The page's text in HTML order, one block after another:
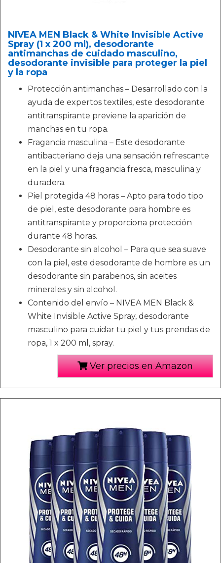
NIVEA MEN Black & White Invisible Active
Spray (1 x 200 ml), desodorante
antimanchas de cuidado masculino,
desodorante invisible para proteger la piel
y la ropa
Protección antimanchas – Desarrollado con la
ayuda de expertos textiles, este desodorante
antitranspirante previene la aparición de
manchas en tu ropa.
Fragancia masculina – Este desodorante
antibacteriano deja una sensación refrescante
en la piel y una fragancia fresca, masculina y
duradera.
Piel protegida 48 horas – Apto para todo tipo
de piel, este desodorante para hombre es
antitranspirante y proporciona protección
durante 48 horas.
Desodorante sin alcohol – Para que sea suave
con la piel, este desodorante de hombre es un
desodorante sin parabenos, sin aceites
minerales y sin alcohol.
Contenido del envío – NIVEA MEN Black &
White Invisible Active Spray, desodorante
masculino para cuidar tu piel y tus prendas de
ropa, 1 x 200 ml, spray.
Ver precios en Amazon